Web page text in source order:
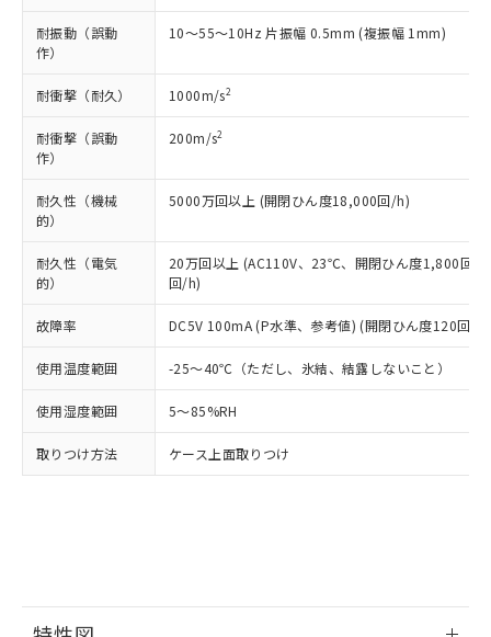
耐振動（誤動
作）
10～55～10Hz 片振幅 0.5mm (複振幅 1mm)
耐衝撃（耐久） 1000m/s2
耐衝撃（誤動
作）
200m/s2
耐久性（機械
的）
5000万回以上 (開閉ひん度18,000回/h)
耐久性（電気
的）
20万回以上 (AC110V、23℃、開閉ひん度1,800回/
回/h)
故障率 DC5V 100mA (P水準、参考値) (開閉ひん度120回/
使用温度範囲 -25～40℃（ただし、氷結、結露しないこと）
使用湿度範囲 5～85%RH
取りつけ方法 ケース上面取りつけ
正式な納期状況および標準価格はお客
様のお取引先、またはお客様担当のオ
ムロン制御機器販売店・当社販売員に
ご相談ください。
オムロン制御機器販売店や当社販売拠
ください。
在庫状況および標準価格結果を当社の
示しないようお願いします。
マイパーツ機能（部品リスト作成サー
ビス）をご利用いただくには、I-Web
メンバーズにご登録されている必要が
あります。
お客様が当ウェブサイト上で当社にご
登録された部品リストについて、当社
および当社の共同利用者が、当社の製
品・サービスに関するお客様との取
引・商談に必要な範囲で利用すること
をご了承ください。
類(PBB) 1000ppm以下、ポリ臭化ジフェニルエーテル類
(PBDE) 1000ppm以下、フタル酸ビス(2-エチルヘキシ
ル) (DEHP)(別名：DOP) 1000ppm以下、フタル酸ブチ
（DBP） 1000ppm以下、フタル酸ジイソブチル
(DIBP) 1000ppm以下
但し、RoHS指令で産業用監視および制御機器に対する
適用除外項目は除く。
フタル酸エステル類の４物質については閾値を超える意
部品在庫の切り替え状況などにより、予定
月が前後することがあります。
※3 非含有証明書ダウンロード
下記の非含有証明書をダウンロードするこ
とができます。
また、RoHS指令のフタル酸エステル類４
Cr(Ⅵ)(六価クロム) : 1000ppm、 PBBs(ポリ臭化ビフェ
ニル類) : 1000ppm、 PBDEs(ポリ臭化ジフェニルエーテ
ル類) : 1000ppm、
イソブチル) : 1000ppm、 BBP(フタル酸ブチルベンジ
ル) : 1000ppm、
※2 環境保護使用期限
準値以下であることを示します。
「10」：通常の使用状況下において有害物
質が外部に漏えいし、環境に深刻な影響を
及ぼさない年数を意味します。
「－」：未確認です。当社販売部門へお問
い合わせください。
とります。
当社は規制貨物を破棄する場合は、完
いよう必要な手段を講じます。
当社は貴社製品を、核兵器、ミサイ
ル、化学兵器、生物兵器またはその他
使用いたしません。
当社は、貴社製品を第三者に販売する
該第三者に通知します。また当社は、
販売先および販売に係わる関係者が違
法に輸出するおそれがある場合は、取
り引きをいたしません。
合意する
○ 一定数以上の在庫あり
一定数には満たないが在庫あり
－
在庫なし(最新の在庫状況につ
たはお客様担当のオムロン制御
機器販売店・当社販売員にご確
受注生産機種、また在庫状況の
情報を公開していない機種